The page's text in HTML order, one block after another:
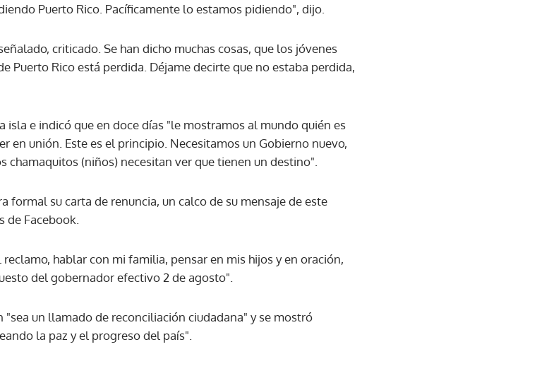
Puerto Rico. Pacíficamente lo estamos pidiendo", dijo.
criticado. Se han dicho muchas cosas, que los jóvenes
Puerto Rico está perdida. Déjame decirte que no estaba perdida,
isla e indicó que en doce días "le mostramos al mundo quién es
en unión. Este es el principio. Necesitamos un Gobierno nuevo,
chamaquitos (niños) necesitan ver que tienen un destino".
formal su carta de renuncia, un calco de su mensaje de este
de Facebook.
reclamo, hablar con mi familia, pensar en mis hijos y en oración,
del gobernador efectivo 2 de agosto".
"sea un llamado de reconciliación ciudadana" y se mostró
la paz y el progreso del país".